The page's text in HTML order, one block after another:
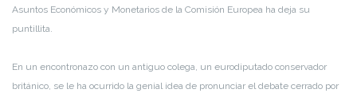
Asuntos Económicos y Monetarios de la Comisión Europea ha deja su
puntillita.
En un encontronazo con un antiguo colega, un eurodiputado conservador
británico, se le ha ocurrido la genial idea de pronunciar el debate cerrado por